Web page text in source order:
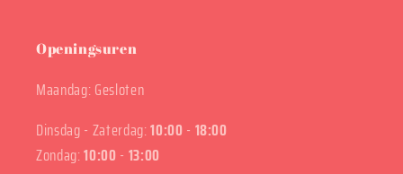
Openingsuren
Maandag: Gesloten
Dinsdag - Zaterdag:10:00 - 18:00
Zondag:10:00 - 13:00